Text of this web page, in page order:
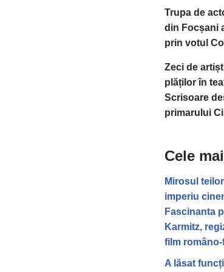
Trupa de
din Focșani
prin votul
Zeci de
plăților în
Scrisoare
primarului
Cele
Mirosul
imperiu
Fascinanta
Karmitz,
film
A lăsat